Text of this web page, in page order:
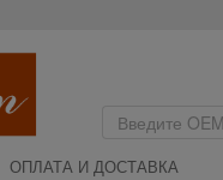
ОПЛАТА И ДОСТАВКА